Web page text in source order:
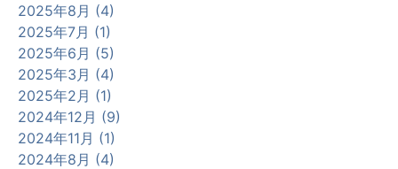
2025年8月 (4)
2025年7月 (1)
2025年6月 (5)
2025年3月 (4)
2025年2月 (1)
2024年12月 (9)
2024年11月 (1)
2024年8月 (4)